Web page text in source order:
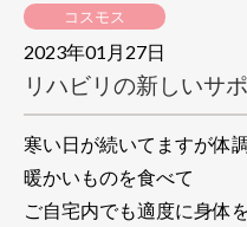
コスモス
2023年01月27日
リハビリの新しいサ
寒い日が続いてますが体
暖かいものを食べて
ご自宅内でも適度に身体